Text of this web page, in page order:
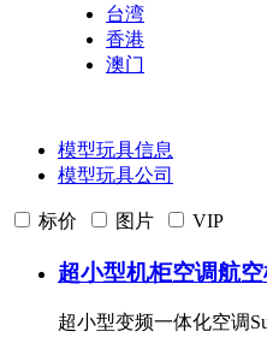
台湾
香港
澳门
模型玩具信息
模型玩具公司
标价 图片 VIP
超小型机柜空调航
超小型变频一体化空调